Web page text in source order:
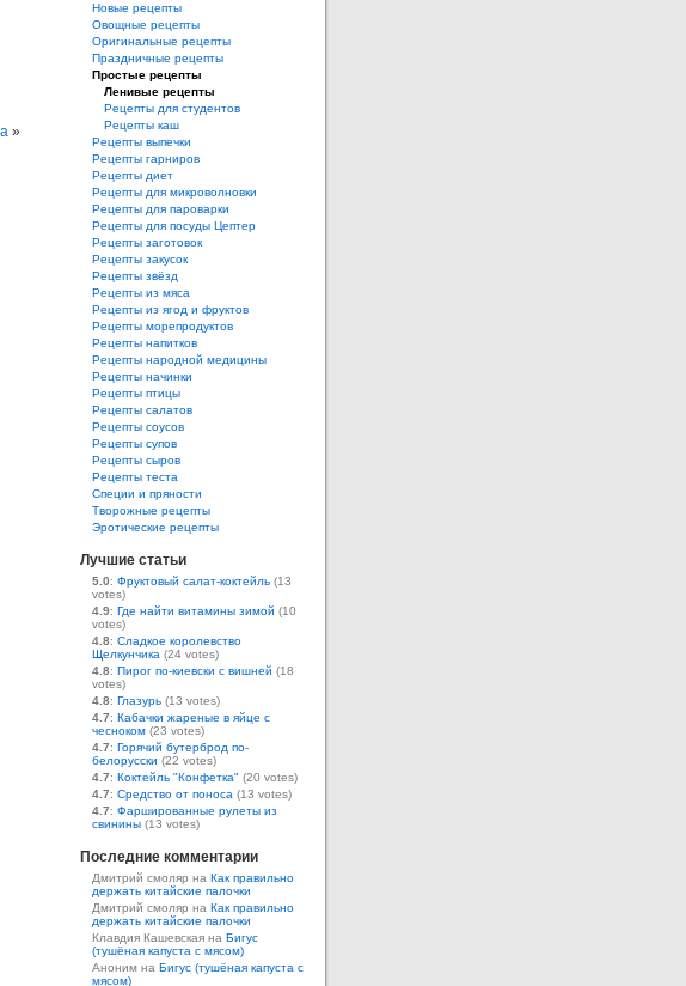
»
Новые рецепты
Овощные рецепты
Оригинальные рецепты
Праздничные рецепты
Простые рецепты
Ленивые рецепты
Рецепты для студентов
Рецепты каш
Рецепты выпечки
Рецепты гарниров
Рецепты диет
Рецепты для микроволновки
Рецепты для пароварки
Рецепты для посуды Цептер
Рецепты заготовок
Рецепты закусок
Рецепты звёзд
Рецепты из мяса
Рецепты из ягод и фруктов
Рецепты морепродуктов
Рецепты напитков
Рецепты народной медицины
Рецепты начинки
Рецепты птицы
Рецепты салатов
Рецепты соусов
Рецепты супов
Рецепты сыров
Рецепты теста
Специи и пряности
Творожные рецепты
Эротические рецепты
Лучшие статьи
5.0: Фруктовый салат-коктейль (13
votes)
4.9: Где найти витамины зимой (10
votes)
4.8: Сладкое королевство
Щелкунчика (24 votes)
4.8: Пирог по-киевски с вишней (18
votes)
4.8: Глазурь (13 votes)
4.7: Кабачки жареные в яйце с
чесноком (23 votes)
4.7: Горячий бутерброд по-
белорусски (22 votes)
4.7: Коктейль "Конфетка" (20 votes)
4.7: Средство от поноса (13 votes)
4.7: Фаршированные рулеты из
свинины (13 votes)
Последние комментарии
Дмитрий смоляр на Как правильно
держать китайские палочки
Дмитрий смоляр на Как правильно
держать китайские палочки
Клавдия Кашевская на Бигус
(тушёная капуста с мясом)
Аноним на Бигус (тушёная капуста с
мясом)